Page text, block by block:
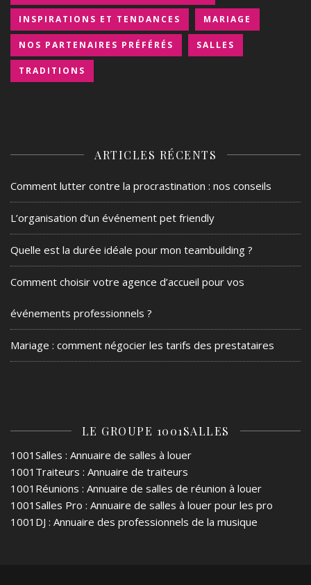
INSPIRATIONS ET TENDANCES MARIAGE
NOS PARTENAIRES PRÉFÉRÉS SALLES
TRADITIONS
ARTICLES RÉCENTS
Comment lutter contre la procrastination : nos conseils
L’organisation d’un événement pet friendly
Quelle est la durée idéale pour mon teambuilding ?
Comment choisir votre agence d’accueil pour vos
événements professionnels ?
Mariage : comment négocier les tarifs des prestataires
LE GROUPE 1001SALLES
1001Salles : Annuaire de salles à louer
1001Traiteurs : Annuaire de traiteurs
1001Réunions : Annuaire de salles de réunion à louer
1001Salles Pro : Annuaire de salles à louer pour les pro
1001DJ : Annuaire des professionnels de la musique